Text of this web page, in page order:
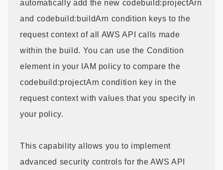
automatically add the new codebuild:projectArn
and codebuild:buildArn condition keys to the
request context of all AWS API calls made
within the build. You can use the Condition
element in your IAM policy to compare the
codebuild:projectArn condition key in the
request context with values that you specify in
your policy.
This capability allows you to implement
advanced security controls for the AWS API